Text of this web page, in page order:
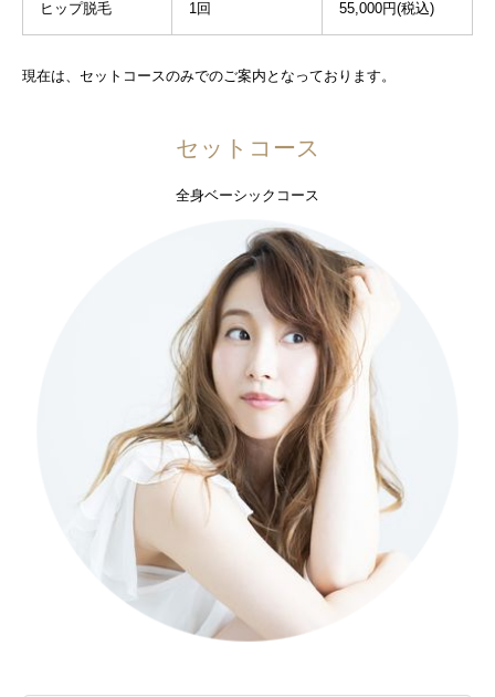
ヒップ脱毛 1回 55,000円(税込)
現在は、セットコースのみでのご案内となっております。
セットコース
全身ベーシックコース